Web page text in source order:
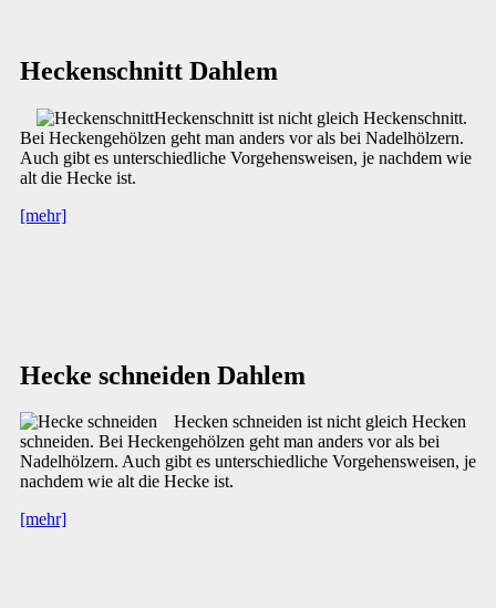
Heckenschnitt Dahlem
Heckenschnitt ist nicht gleich Heckenschnitt.
Bei Heckengehölzen geht man anders vor als bei Nadelhölzern.
Auch gibt es unterschiedliche Vorgehensweisen, je nachdem wie
alt die Hecke ist.
[mehr]
Hecke schneiden Dahlem
Hecken schneiden ist nicht gleich Hecken
schneiden. Bei Heckengehölzen geht man anders vor als bei
Nadelhölzern. Auch gibt es unterschiedliche Vorgehensweisen, je
nachdem wie alt die Hecke ist.
[mehr]